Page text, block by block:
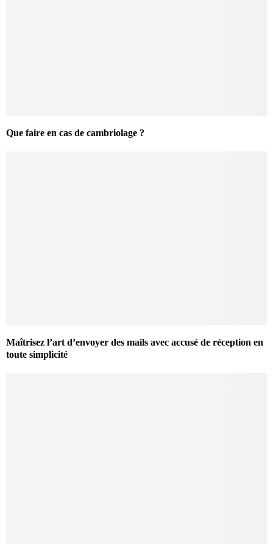
Que faire en cas de cambriolage ?
Maîtrisez l’art d’envoyer des mails avec accusé de réception en
toute simplicité